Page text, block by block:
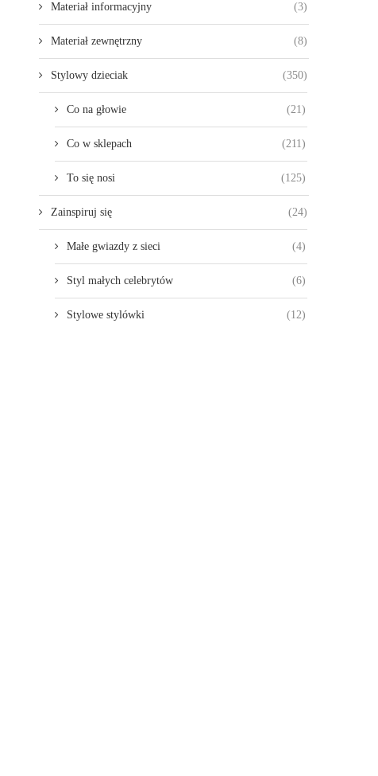
Materiał informacyjny (3)
Materiał zewnętrzny (8)
Stylowy dzieciak (350)
Co na głowie (21)
Co w sklepach (211)
To się nosi (125)
Zainspiruj się (24)
Małe gwiazdy z sieci (4)
Styl małych celebrytów (6)
Stylowe stylówki (12)